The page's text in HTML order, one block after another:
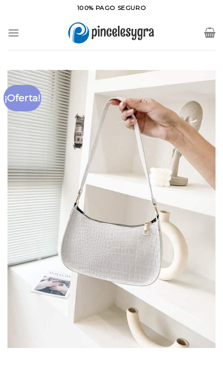
contenido
100% PAGO SEGURO
¡Oferta!